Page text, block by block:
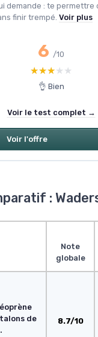
demande : te permettre
finir trempé. Voir plus
6 /10
★★★★★
★★★★★
👌 Bien
Voir le test complet →
Voir l'offre
:
Note
globale
de
8.7/10